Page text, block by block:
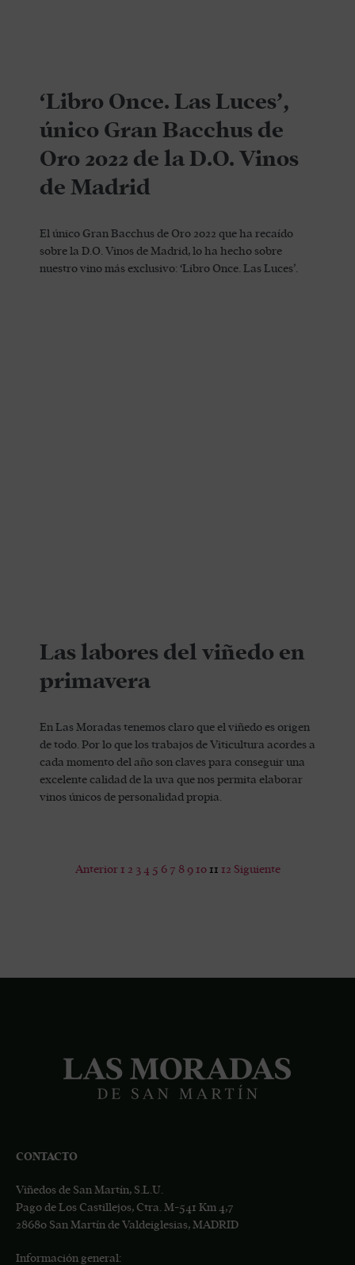
‘Libro Once. Las Luces’,
único Gran Bacchus de
Oro 2022 de la D.O. Vinos
de Madrid
El único Gran Bacchus de Oro 2022 que ha recaído
sobre la D.O. Vinos de Madrid, lo ha hecho sobre
nuestro vino más exclusivo: ‘Libro Once. Las Luces’.
Las labores del viñedo en
primavera
En Las Moradas tenemos claro que el viñedo es origen
de todo. Por lo que los trabajos de Viticultura acordes a
cada momento del año son claves para conseguir una
excelente calidad de la uva que nos permita elaborar
vinos únicos de personalidad propia.
Anterior 1 2 3 4 5 6 7 8 9 10 11 12 Siguiente
CONTACTO
Viñedos de San Martín, S.L.U.
Pago de Los Castillejos, Ctra. M-541 Km 4,7
28680 San Martín de Valdeiglesias, MADRID
Información general: